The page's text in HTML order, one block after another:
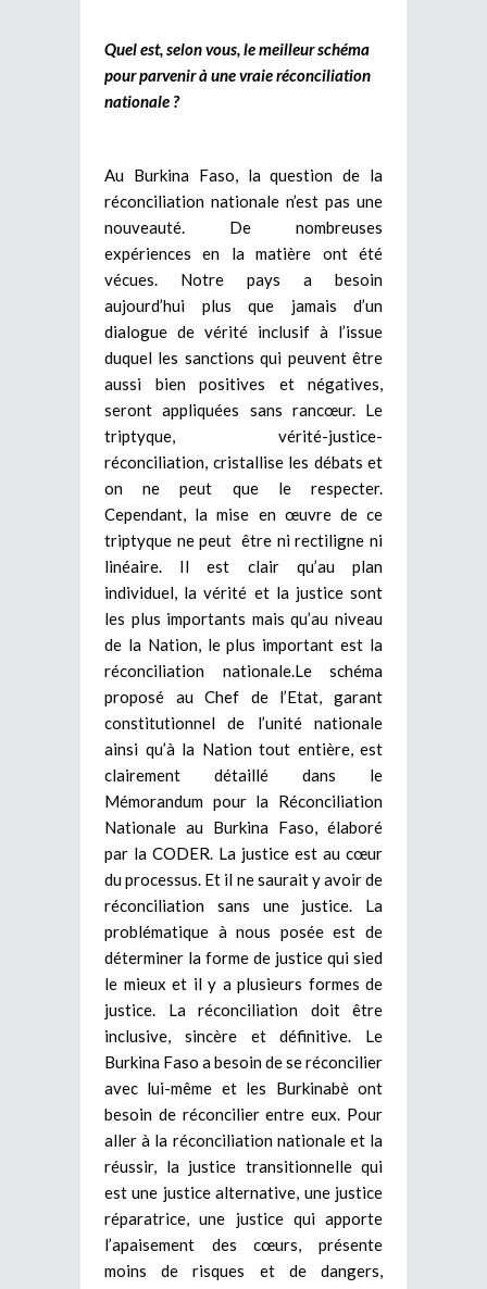
Quel est, selon vous, le meilleur schéma
pour parvenir à une vraie réconciliation
nationale ?
Au Burkina Faso, la question de la
réconciliation nationale n’est pas une
nouveauté. De nombreuses
expériences en la matière ont été
vécues. Notre pays a besoin
aujourd’hui plus que jamais d’un
dialogue de vérité inclusif à l’issue
duquel les sanctions qui peuvent être
aussi bien positives et négatives,
seront appliquées sans rancœur. Le
triptyque, vérité-justice-
réconciliation, cristallise les débats et
on ne peut que le respecter.
Cependant, la mise en œuvre de ce
triptyque ne peut être ni rectiligne ni
linéaire. Il est clair qu’au plan
individuel, la vérité et la justice sont
les plus importants mais qu’au niveau
de la Nation, le plus important est la
réconciliation nationale.Le schéma
proposé au Chef de l’Etat, garant
constitutionnel de l’unité nationale
ainsi qu’à la Nation tout entière, est
clairement détaillé dans le
Mémorandum pour la Réconciliation
Nationale au Burkina Faso, élaboré
par la CODER. La justice est au cœur
du processus. Et il ne saurait y avoir de
réconciliation sans une justice. La
problématique à nous posée est de
déterminer la forme de justice qui sied
le mieux et il y a plusieurs formes de
justice. La réconciliation doit être
inclusive, sincère et définitive. Le
Burkina Faso a besoin de se réconcilier
avec lui-même et les Burkinabè ont
besoin de réconcilier entre eux. Pour
aller à la réconciliation nationale et la
réussir, la justice transitionnelle qui
est une justice alternative, une justice
réparatrice, une justice qui apporte
l’apaisement des cœurs, présente
moins de risques et de dangers,